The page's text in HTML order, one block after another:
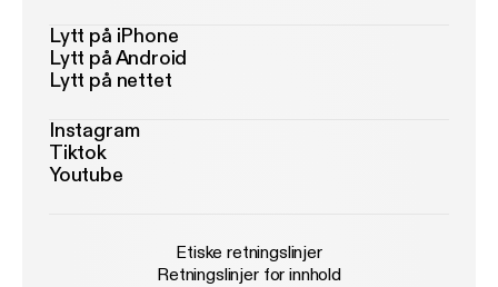
Lytt på iPhone
Lytt på Android
Lytt på nettet
Instagram
Tiktok
Youtube
Etiske retningslinjer
Retningslinjer for innhold